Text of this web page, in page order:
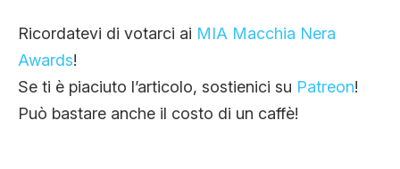
Ricordatevi di votarci ai MIA Macchia Nera
Awards!
Se ti è piaciuto l’articolo, sostienici su Patreon!
Può bastare anche il costo di un caffè!